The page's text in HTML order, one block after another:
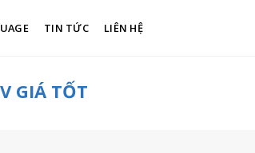
TIN TỨC LIÊN HỆ
GIÁ TỐT